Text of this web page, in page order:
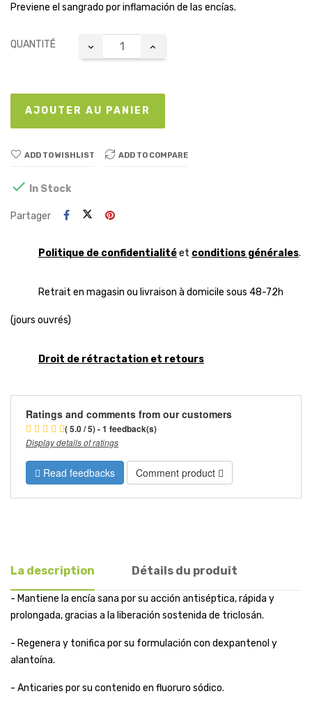
Previene el sangrado por inflamación de las encías.
QUANTITÉ
AJOUTER AU PANIER
ADD TO WISHLIST ADD TO COMPARE
 In Stock
Partager
Politique de confidentialitéet conditions générales.
Retrait en magasin ou livraison à domicile sous 48-72h
(jours ouvrés)
Droit de rétractation et retours
Ratings and comments from our customers
( 5.0 / 5) - 1 feedback(s)
Display details of ratings
Read feedbacks Comment product
La description Détails du produit
- Mantiene la encía sana por su acción antiséptica, rápida y
prolongada, gracias a la liberación sostenida de triclosán.
- Regenera y tonifica por su formulación con dexpantenol y
alantoína.
- Anticaries por su contenido en fluoruro sódico.